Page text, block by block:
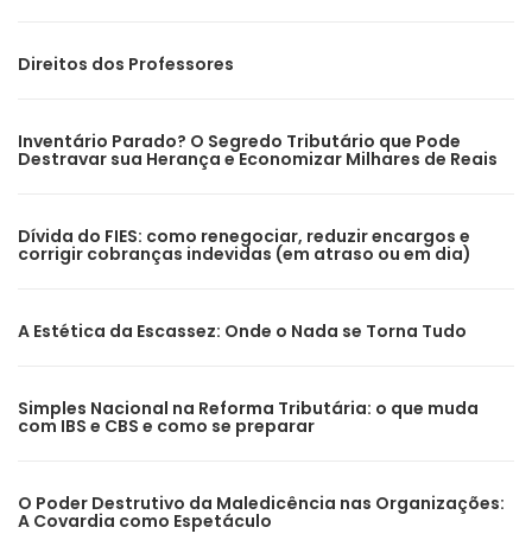
Direitos dos Professores
Inventário Parado? O Segredo Tributário que Pode
Destravar sua Herança e Economizar Milhares de Reais
Dívida do FIES: como renegociar, reduzir encargos e
corrigir cobranças indevidas (em atraso ou em dia)
A Estética da Escassez: Onde o Nada se Torna Tudo
Simples Nacional na Reforma Tributária: o que muda
com IBS e CBS e como se preparar
O Poder Destrutivo da Maledicência nas Organizações:
A Covardia como Espetáculo